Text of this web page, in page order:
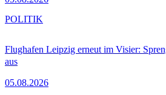
Flughafen Leipzig erneut im Visier:
aus
05.08.2026
POLITIK